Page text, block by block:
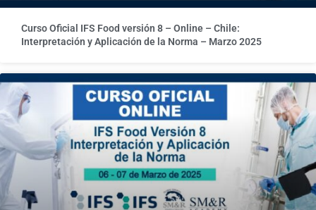
Curso Oficial IFS Food versión 8 – Online – Chile:
Interpretación y Aplicación de la Norma – Marzo 2025